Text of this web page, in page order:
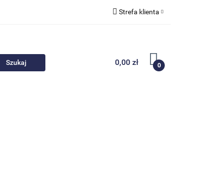
Strefa klienta
Zarejestruj się
Dodaj zgłoszenie
0,00 zł 0